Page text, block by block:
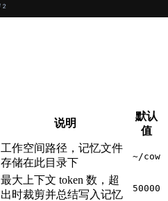
说明
默认
值
工作空间路径，记忆文件
存储在此目录下
~/cow
最大上下文 token 数，超
出时裁剪并总结写入记忆
50000